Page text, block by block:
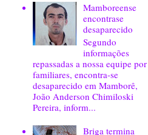
Mamboreense
encontrase
desaparecido
Segundo
informações
repassadas a nossa equipe por
familiares, encontra-se
desaparecido em Mamborê,
João Anderson Chimiloski
Pereira, inform...
Briga termina